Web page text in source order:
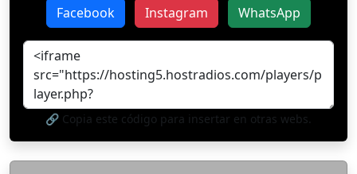
Facebook Instagram WhatsApp
🔗 Copia este código para insertar en otras webs.